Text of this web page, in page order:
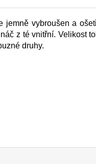
jemně vybroušen a
z té vnitřní. Velikost
druhy.